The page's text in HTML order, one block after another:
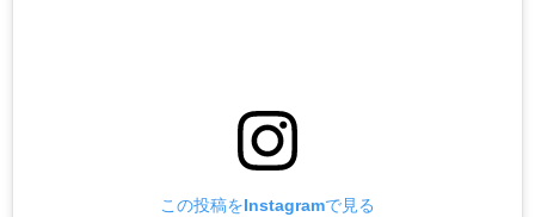
この投稿をInstagramで見る